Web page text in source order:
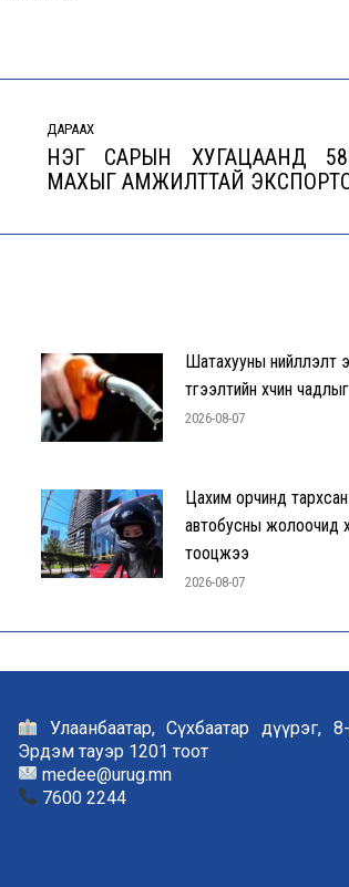
ДАРААХ
Next
НЭГ САРЫН ХУГАЦААНД
МАХЫГ АМЖИЛТТАЙ
Шатахууны
түгээлтийн хүчин
2026-08-07
Цахим орчинд
автобусны жолоочид
тооцжээ
2026-08-07
Улаанбаатар, Сүхбаатар дүүрэг,
Эрдэм тауэр 1201 тоот
medee@urug.mn
7600 2244